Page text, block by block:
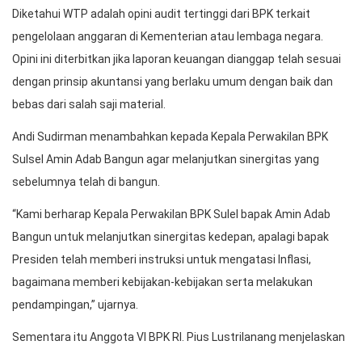
Diketahui WTP adalah opini audit tertinggi dari BPK terkait
pengelolaan anggaran di Kementerian atau lembaga negara.
Opini ini diterbitkan jika laporan keuangan dianggap telah sesuai
dengan prinsip akuntansi yang berlaku umum dengan baik dan
bebas dari salah saji material.
Andi Sudirman menambahkan kepada Kepala Perwakilan BPK
Sulsel Amin Adab Bangun agar melanjutkan sinergitas yang
sebelumnya telah di bangun.
“Kami berharap Kepala Perwakilan BPK Sulel bapak Amin Adab
Bangun untuk melanjutkan sinergitas kedepan, apalagi bapak
Presiden telah memberi instruksi untuk mengatasi Inflasi,
bagaimana memberi kebijakan-kebijakan serta melakukan
pendampingan,” ujarnya.
Sementara itu Anggota VI BPK RI. Pius Lustrilanang menjelaskan